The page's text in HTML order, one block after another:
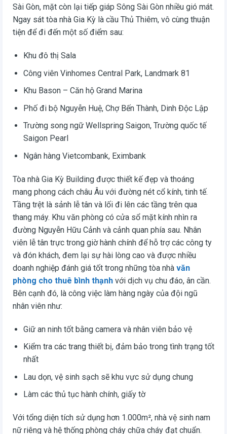
Sài Gòn, mặt còn lại tiếp giáp Sông Sài Gòn nhiều gió mát.
Ngay sát tòa nhà Gia Kỳ là cầu Thủ Thiêm, vô cùng thuận
tiện để đi đến một số điểm sau:
Khu đô thị Sala
Công viên Vinhomes Central Park, Landmark 81
Khu Bason – Căn hộ Grand Marina
Phố đi bộ Nguyễn Huệ, Chợ Bến Thành, Dinh Độc Lập
Trường song ngữ Wellspring Saigon, Trường quốc tế
Saigon Pearl
Ngân hàng Vietcombank, Eximbank
Tòa nhà Gia Kỳ Building được thiết kế đẹp và thoáng
mang phong cách châu Âu với đường nét cổ kính, tinh tế.
Tầng trệt là sảnh lễ tân và lối đi lên các tầng trên qua
thang máy. Khu văn phòng có cửa sổ mặt kính nhìn ra
đường Nguyễn Hữu Cảnh và cảnh quan phía sau. Nhân
viên lễ tân trực trong giờ hành chính để hỗ trợ các công ty
và đón khách, đem lại sự hài lòng cao và được nhiều
doanh nghiệp đánh giá tốt trong những tòa nhà văn
phòng cho thuê bình thạnh với dịch vụ chu đáo, ân cần.
Bên cạnh đó, là công việc làm hàng ngày của đội ngũ
nhân viên như:
Giữ an ninh tốt bằng camera và nhân viên bảo vệ
Kiểm tra các trang thiết bị, đảm bảo trong tình trạng tốt
nhất
Lau dọn, vệ sinh sạch sẽ khu vực sử dụng chung
Làm các thủ tục hành chính, giấy tờ
Với tổng diện tích sử dụng hơn 1.000m², nhà vệ sinh nam
nữ riêng và hệ thống phòng cháy chữa cháy đạt chuẩn.